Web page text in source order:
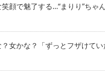
顔で魅了する…“まりり”ちゃ
女かな？「ずっとフザけてい